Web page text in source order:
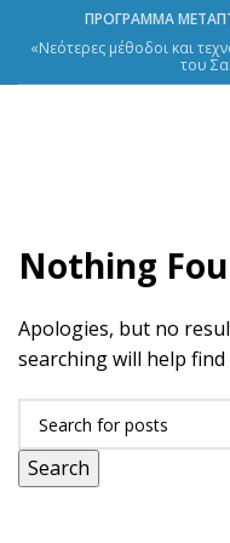
ΠΡΟΓΡΑΜΜΑ
«Νεότερες μέθοδοι και
του
Nothing
Apologies, but no
searching will help
Search